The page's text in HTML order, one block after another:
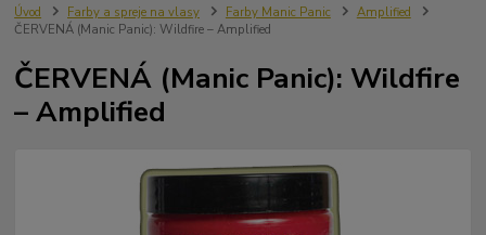
Úvod Farby a spreje na vlasy Farby Manic Panic
Amplified
ČERVENÁ (Manic Panic): Wildfire – Amplified
ČERVENÁ (Manic Panic): Wildfire
– Amplified